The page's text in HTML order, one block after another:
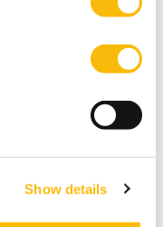
Show details
ervaring. In een
complexiteit en
kompas
om